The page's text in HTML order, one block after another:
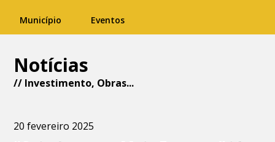
Município Eventos
Notícias
// Investimento, Obras...
20 fevereiro 2025